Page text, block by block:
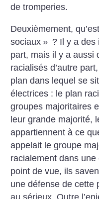
de tromperies.
Deuxièmement,
sociaux » ? Il y a des
part, mais il y a aussi
racialisés d’autre
plan dans lequel se
électrices : le plan
groupes majoritaires
leur grande majorité,
appartiennent à ce
appelait le groupe
racialement dans
point de vue, ils
une défense de cette
au sérieux. Outre